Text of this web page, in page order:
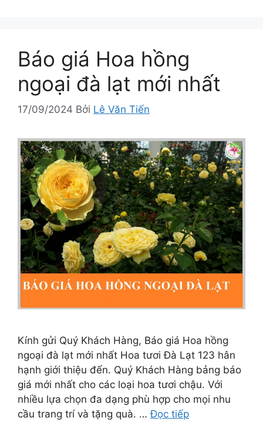
Báo giá Hoa hồng
ngoại đà lạt mới nhất
17/09/2024 Bởi Lê Văn Tiến
Kính gửi Quý Khách Hàng, Báo giá Hoa hồng
ngoại đà lạt mới nhất Hoa tươi Đà Lạt 123 hân
hạnh giới thiệu đến. Quý Khách Hàng bảng báo
giá mới nhất cho các loại hoa tươi chậu. Với
nhiều lựa chọn đa dạng phù hợp cho mọi nhu
cầu trang trí và tặng quà. …Đọc tiếp